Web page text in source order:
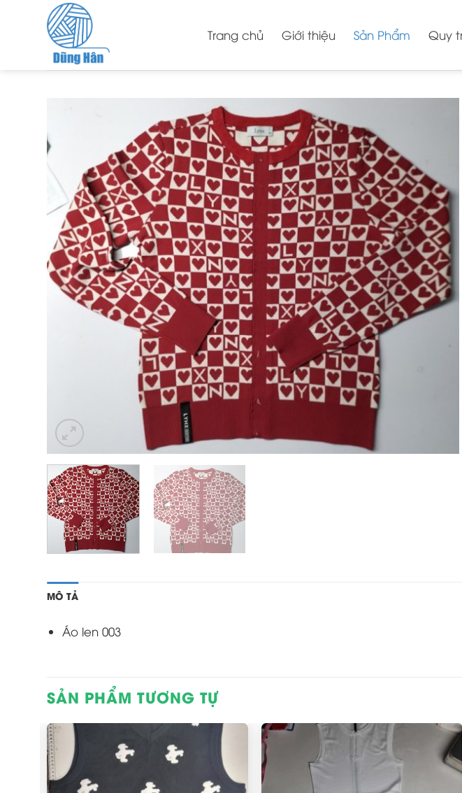
Trang chủ Giới thiệu Sản Phẩm Quy
MÔ TẢ
Áo len 003
SẢN PHẨM TƯƠNG TỰ